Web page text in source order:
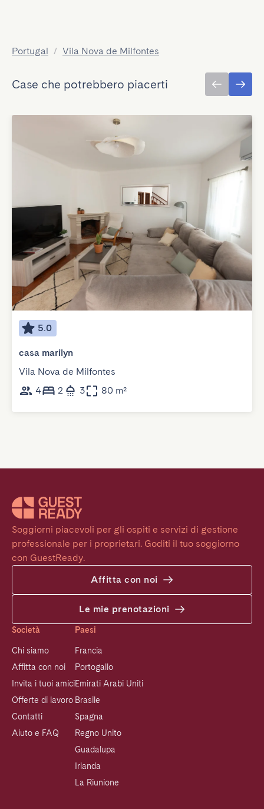
Portugal / Vila Nova de Milfontes
Case che potrebbero piacerti
5.0
casa marilyn
Vila Nova de Milfontes
4
2 3 80 m²
Soggiorni piacevoli per gli ospiti e servizi di gestione
professionale per i proprietari. Goditi il tuo soggiorno
con GuestReady.
Affitta con noi
Le mie prenotazioni
Società
Chi siamo
Affitta con noi
Invita i tuoi amici
Offerte di lavoro
Contatti
Aiuto e FAQ
Paesi
Francia
Portogallo
Emirati Arabi Uniti
Brasile
Spagna
Regno Unito
Guadalupa
Irlanda
La Riunione